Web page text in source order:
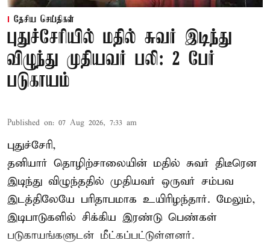
தேசிய செய்திகள்
புதுச்சேரியில் மதில் சுவர் இடிந்து
விழுந்து முதியவர் பலி: 2 பேர்
படுகாயம்
Published on: 07 Aug 2026, 7:33 am
புதுச்சேரி,
தனியார் தொழிற்சாலையின் மதில் சுவர் திடீரென
இடிந்து விழுந்ததில் முதியவர் ஒருவர் சம்பவ
இடத்திலேயே பரிதாபமாக உயிரிழந்தார். மேலும்,
இடிபாடுகளில் சிக்கிய இரண்டு பெண்கள்
படுகாயங்களுடன் மீட்கப்பட்டுள்ளனர்.